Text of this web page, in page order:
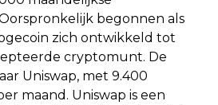
begonnen als
zich ontwikkeld tot
cryptomunt. De
Uniswap, met 9.400
maand. Uniswap is een